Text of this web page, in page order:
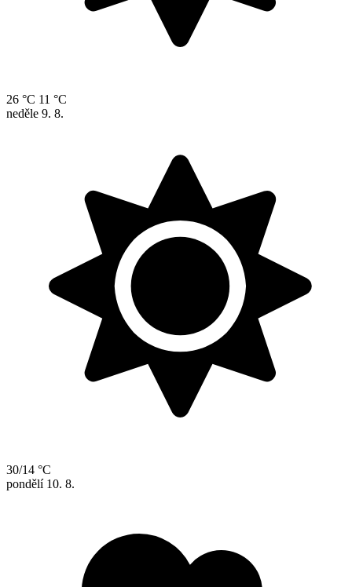
26 °C 11 °C
neděle 9. 8.
30/14 °C
pondělí 10. 8.